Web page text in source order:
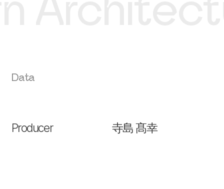
Data
Producer 寺島 髙幸